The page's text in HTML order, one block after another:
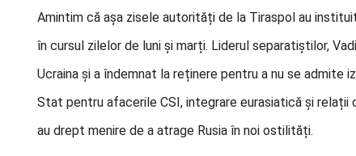
Amintim că așa zisele autorități de la Tiraspol au
în cursul zilelor de luni și marți. Liderul separatiștilor,
Ucraina și a îndemnat la reținere pentru a nu se admite
Stat pentru afacerile CSI, integrare eurasiatică și
au drept menire de a atrage Rusia în noi ostilități.